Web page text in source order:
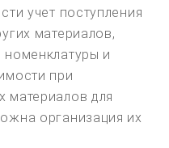
учет поступления
материалов,
и
при
материалов для
организация их